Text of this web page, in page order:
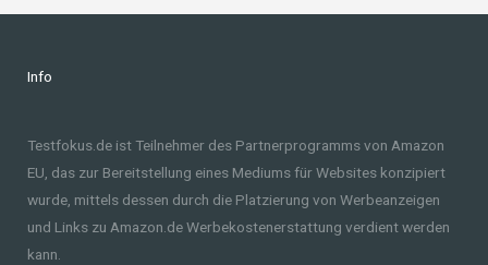
Info
Testfokus.de ist Teilnehmer des Partnerprogramms von Amazon
EU, das zur Bereitstellung eines Mediums für Websites konzipiert
wurde, mittels dessen durch die Platzierung von Werbeanzeigen
und Links zu Amazon.de Werbekostenerstattung verdient werden
kann.